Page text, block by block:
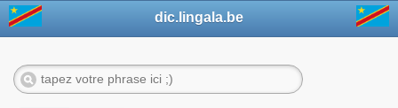
dic.lingala.be